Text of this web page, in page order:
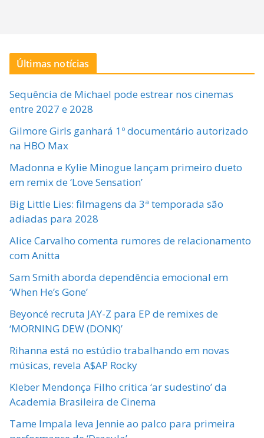
Últimas notícias
Sequência de Michael pode estrear nos cinemas
entre 2027 e 2028
Gilmore Girls ganhará 1º documentário autorizado
na HBO Max
Madonna e Kylie Minogue lançam primeiro dueto
em remix de ‘Love Sensation’
Big Little Lies: filmagens da 3ª temporada são
adiadas para 2028
Alice Carvalho comenta rumores de relacionamento
com Anitta
Sam Smith aborda dependência emocional em
‘When He’s Gone’
Beyoncé recruta JAY-Z para EP de remixes de
‘MORNING DEW (DONK)’
Rihanna está no estúdio trabalhando em novas
músicas, revela A$AP Rocky
Kleber Mendonça Filho critica ‘ar sudestino’ da
Academia Brasileira de Cinema
Tame Impala leva Jennie ao palco para primeira